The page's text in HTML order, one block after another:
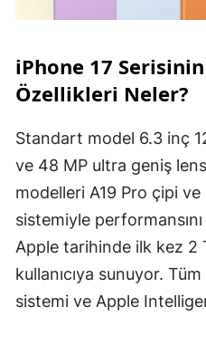
iPhone 17 Serisinin
Özellikleri Neler?
Standart model 6.3 inç
ve 48 MP ultra geniş
modelleri A19 Pro çipi ve
sistemiyle
Apple tarihinde ilk kez 2
kullanıcıya sunuyor.
sistemi ve Apple